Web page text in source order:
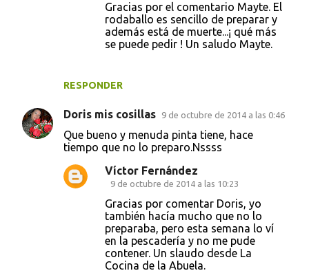
RESPONDER
Gracias por el comentario Mayte. El
rodaballo es sencillo de preparar y
además está de muerte...¡ qué más
se puede pedir ! Un saludo Mayte.
Doris mis cosillas 9 de octubre de 2014 a las 0:46
Que bueno y menuda pinta tiene, hace
tiempo que no lo preparo.Nssss
Víctor Fernández
9 de octubre de 2014 a las 10:23
Gracias por comentar Doris, yo
también hacía mucho que no lo
preparaba, pero esta semana lo ví
en la pescadería y no me pude
contener. Un slaudo desde La
Cocina de la Abuela.